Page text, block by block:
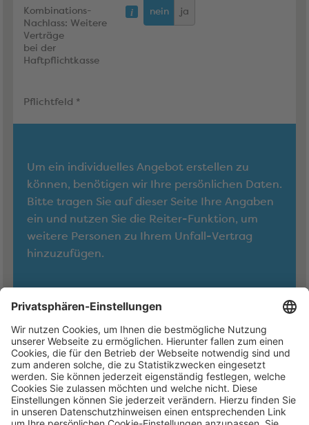
Kombinations-
Nachlass: Weitere
Verträge
bei der
Haftpflichtkasse
nein ja
Pflichtfeld *
Um ein individuelles Angebot erstellen zu
können, benötigen wir Ihre persönlichen Daten.
Bitte tragen Sie auf dieser Seite Ihre Angaben
ein und nutzen Sie die Reiter-Funktion, um
weitere Personen zu Ihrem Unfall-Vertrag
hinzuzufügen.
Weiter